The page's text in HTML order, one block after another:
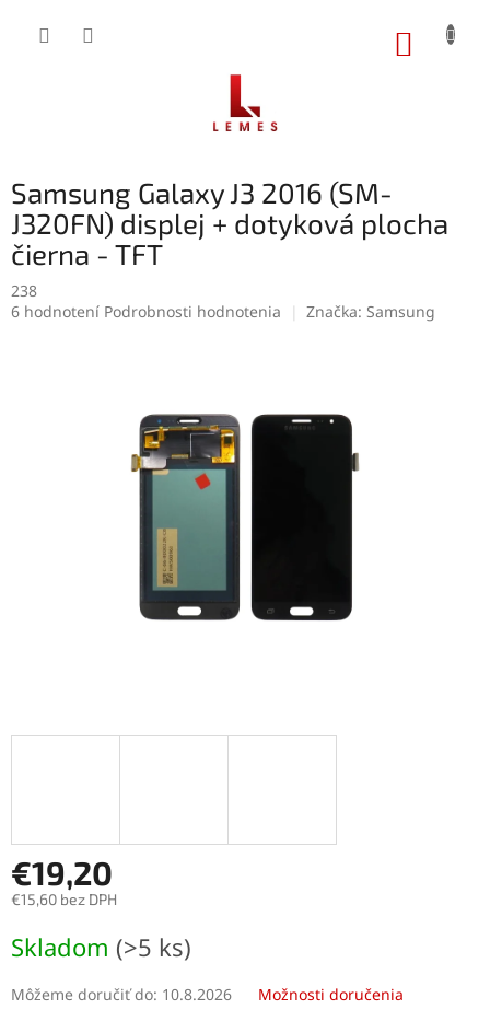
Samsung Galaxy J3 2016 (SM-
J320FN) displej + dotyková plocha
čierna - TFT
238
Priemerné
6 hodnotení Podrobnosti hodnotenia Značka: Samsung
€19,20
€15,60 bez DPH
cena:
Skladom (>5 ks)
Môžeme doručiť do: 10.8.2026 Možnosti doručenia